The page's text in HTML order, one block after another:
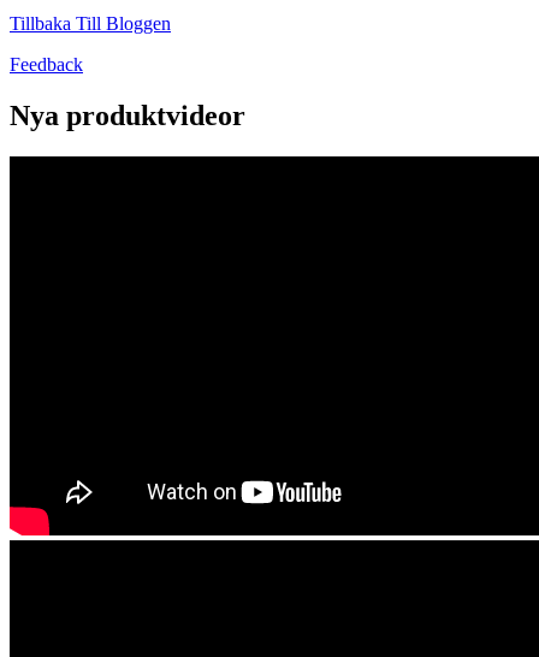
Tillbaka Till Bloggen
Feedback
Nya produktvideor